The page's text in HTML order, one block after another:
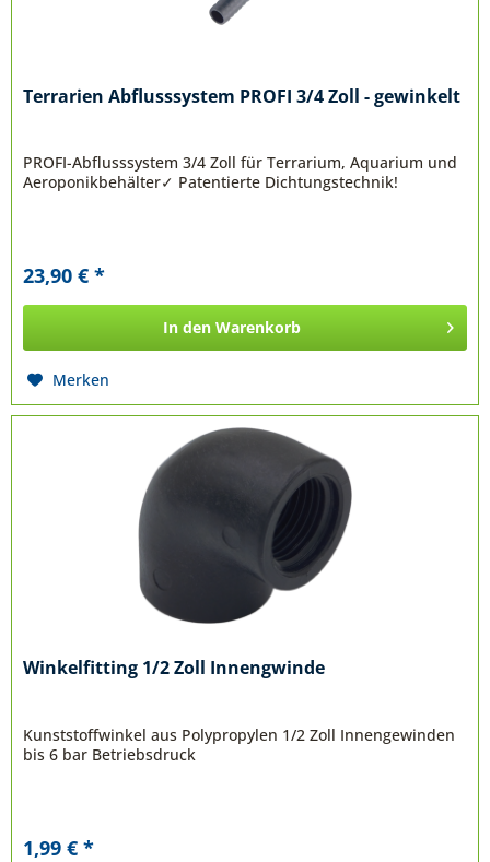
Terrarien Abflusssystem PROFI 3/4 Zoll - gewinkelt
PROFI-Abflusssystem 3/4 Zoll für Terrarium, Aquarium und
Aeroponikbehälter✓ Patentierte Dichtungstechnik!
23,90 € *
In den Warenkorb
Merken
Winkelfitting 1/2 Zoll Innengwinde
Kunststoffwinkel aus Polypropylen 1/2 Zoll Innengewinden
bis 6 bar Betriebsdruck
1,99 € *